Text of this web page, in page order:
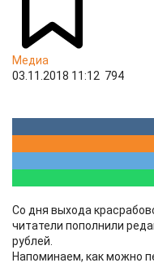
Медиа
03.11.2018 11:12 794
Со дня выхода
читатели пополнили
рублей.
Напоминаем, как можно